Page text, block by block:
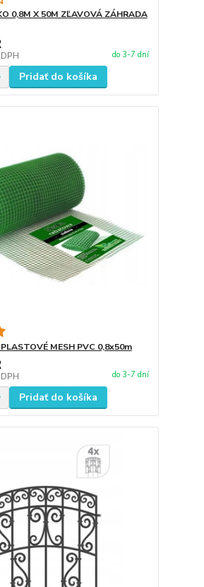
0,8M X 50M ZĽAVOVÁ ZÁHRADA
do 3-7 dní
Pridať do košíka
MESH PVC 0,8x50m
do 3-7 dní
Pridať do košíka